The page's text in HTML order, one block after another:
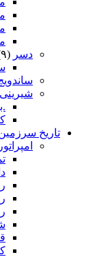
دسر (۹)
شیرینی
تاریخ